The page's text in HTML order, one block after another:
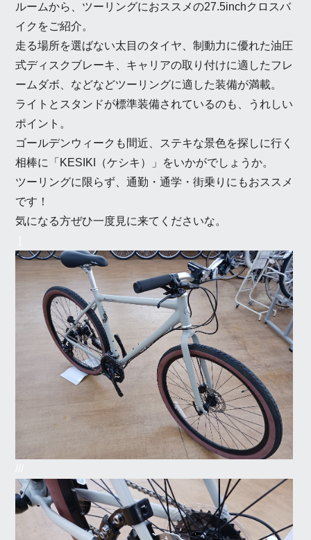
ルームから、ツーリングにおススメの27.5inchクロスバ
イクをご紹介。
走る場所を選ばない太目のタイヤ、制動力に優れた油圧
式ディスクブレーキ、キャリアの取り付けに適したフレ
ームダボ、などなどツーリングに適した装備が満載。
ライトとスタンドが標準装備されているのも、うれしい
ポイント。
ゴールデンウィークも間近、ステキな景色を探しに行く
相棒に「KESIKI（ケシキ）」をいかがでしょうか。
ツーリングに限らず、通勤・通学・街乗りにもおススメ
です！
気になる方ぜひ一度見に来てくださいな。